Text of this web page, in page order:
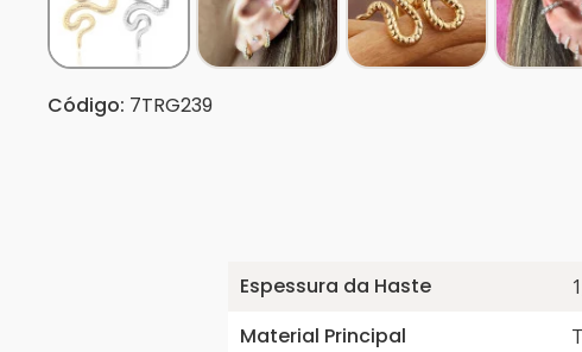
Código: 7TRG239
Espessura da Haste
Material Principal